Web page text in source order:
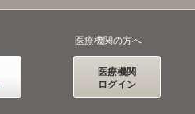
医療機関の方へ
医療機関
ログイン